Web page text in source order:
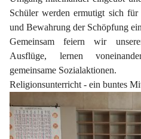
Schüler werden ermutigt sich für
und Bewahrung der Schöpfung
Gemeinsam feiern wir
Ausflüge, lernen
gemeinsame Sozialaktionen.
Religionsunterricht - ein buntes